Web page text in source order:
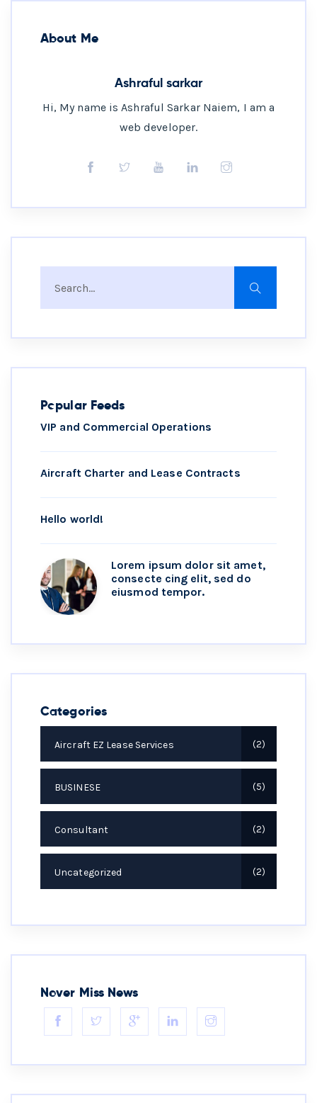
About Me
Ashraful sarkar
Hi, My name is Ashraful Sarkar Naiem, I am a
web developer.
Popular Feeds
VIP and Commercial Operations
Aircraft Charter and Lease Contracts
Hello world!
Lorem ipsum dolor sit amet,
consecte cing elit, sed do
eiusmod tempor.
Categories
Aircraft EZ Lease Services 2
BUSINESE 5
Consultant 2
Uncategorized 2
Never Miss News